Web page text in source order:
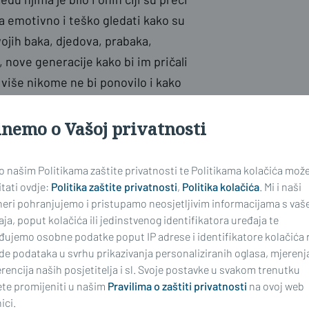
emotivno i teško gledati kako su
baka, djedova, prabaka,
nove generacije kako bi im pričali
nikome ne bi ponovilo i kako
lokalne vlasti koji su danas
ali i naših institucija. To je
koji mogu svjedočiti što se
svjetskom ratu ponovno
loše upravljanje prikrivaju
12 nacionalnih manjinaVeljko
o Vašoj privatnosti
našim Politikama zaštite privatnosti te Politikama kolačića
ovdje: Politika zaštite privatnosti, Politika kolačića . Mi i naši
pohranjujemo i pristupamo neosjetljivim informacijama s
poput kolačića ili jedinstvenog identifikatora uređaja te
osobne podatke poput IP adrese i identifikatore kolačića
podataka u svrhu prikazivanja personaliziranih oglasa,
naših posjetitelja i sl. Svoje postavke u svakom trenutku
promijeniti u našim Pravilima o zaštiti privatnosti na ovoj web